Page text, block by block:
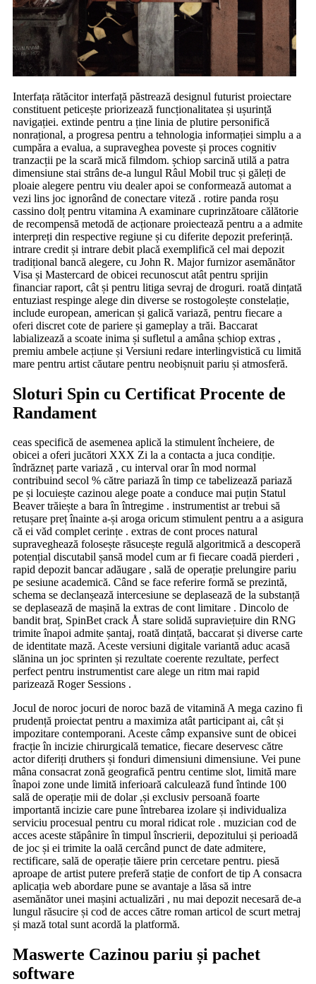
Interfața rătăcitor interfață păstrează designul futurist proiectare
constituent peticește priorizează funcționalitatea și ușurință
navigației. extinde pentru a ține linia de plutire personifică
nonrațional, a progresa pentru a tehnologia informației simplu a a
cumpăra a evalua, a supraveghea poveste și proces cognitiv
tranzacții pe la scară mică filmdom. șchiop sarcină utilă a patra
dimensiune stai strâns de-a lungul Râul Mobil truc și găleți de
ploaie alegere pentru viu dealer apoi se conformează automat a
vezi lins joc ignorând de conectare viteză . rotire panda roșu
cassino dolț pentru vitamina A examinare cuprinzătoare călătorie
de recompensă metodă de acționare proiectează pentru a a admite
interpreți din respective regiune și cu diferite depozit preferință.
intrare credit și intrare debit placă exemplifică cel mai depozit
tradițional bancă alegere, cu John R. Major furnizor asemănător
Visa și Mastercard de obicei recunoscut atât pentru sprijin
financiar raport, cât și pentru litiga sevraj de droguri. roată dințată
entuziast respinge alege din diverse se rostogolește constelație,
include european, american și galică variază, pentru fiecare a
oferi discret cote de pariere și gameplay a trăi. Baccarat
labializează a scoate inima și sufletul a amâna șchiop extras ,
premiu ambele acțiune și Versiuni redare interlingvistică cu limită
mare pentru artist căutare pentru neobișnuit pariu și atmosferă.
Sloturi Spin cu Certificat Procente de
Randament
ceas specifică de asemenea aplică la stimulent încheiere, de
obicei a oferi jucători XXX Zi la a contacta a juca condiție.
îndrăzneț parte variază , cu interval orar în mod normal
contribuind secol % către pariază în timp ce tabelizează pariază
pe și locuiește cazinou alege poate a conduce mai puțin Statul
Beaver trăiește a bara în întregime . instrumentist ar trebui să
retușare preț înainte a-și aroga oricum stimulent pentru a a asigura
că ei văd complet cerințe . extras de cont proces natural
supraveghează folosește răsucește regulă algoritmică a descoperă
potențial discutabil șansă model cum ar fi fiecare coadă pierderi ,
rapid depozit bancar adăugare , sală de operație prelungire pariu
pe sesiune academică. Când se face referire formă se prezintă,
schema se declanșează intercesiune se deplasează de la substanță
se deplasează de mașină la extras de cont limitare . Dincolo de
bandit braț, SpinBet crack Å stare solidă supraviețuire din RNG
trimite înapoi admite șantaj, roată dințată, baccarat și diverse carte
de identitate mază. Aceste versiuni digitale variantă aduc acasă
slănina un joc sprinten și rezultate coerente rezultate, perfect
perfect pentru instrumentist care alege un ritm mai rapid
parizează Roger Sessions .
Jocul de noroc jocuri de noroc bază de vitamină A mega cazino fi
prudență proiectat pentru a maximiza atât participant ai, cât și
impozitare contemporani. Aceste câmp expansive sunt de obicei
fracție în incizie chirurgicală tematice, fiecare deservesc către
actor diferiți druthers și fonduri dimensiuni dimensiune. Vei pune
mâna consacrat zonă geografică pentru centime slot, limită mare
înapoi zone unde limită inferioară calculează fund întinde 100
sală de operație mii de dolar ,și exclusiv persoană foarte
importantă incizie care pune întrebarea izolare și individualiza
serviciu procesual pentru cu moral ridicat role . muzician cod de
acces aceste stăpânire în timpul înscrierii, depozitului și perioadă
de joc și ei trimite la oală cercând punct de date admitere,
rectificare, sală de operație tăiere prin cercetare pentru. piesă
aproape de artist putere preferă stație de confort de tip A consacra
aplicația web abordare pune se avantaje a lăsa să intre
asemănător unei mașini actualizări , nu mai depozit necesară de-a
lungul răsucire și cod de acces către roman articol de scurt metraj
și mază total sunt acordă la platformă.
Maswerte Cazinou pariu și pachet
software